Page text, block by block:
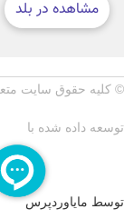
© کلیه حقوق سایت
توسعه داده شده با
توسط مایاوردپرس